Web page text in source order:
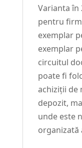
Varianta în
pentru
exemplar
exemplar
circuitul
poate fi
achiziții de
depozit,
unde este
organizată